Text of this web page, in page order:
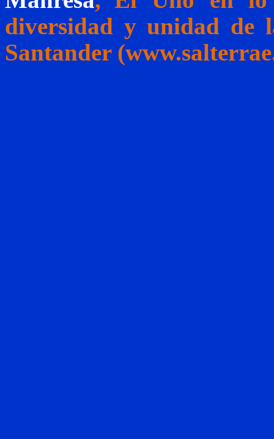
diversidad y unidad de
Santander